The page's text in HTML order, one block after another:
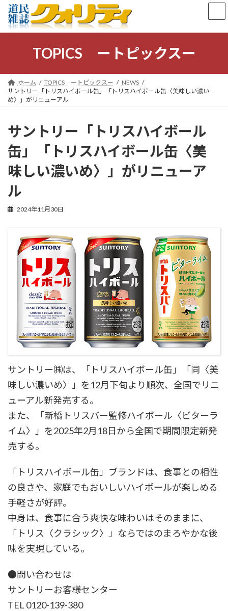
ン
キ
ー
に
TOPICS ートピックスー
ホーム TOPICS ートピックスー
NEWS
サントリー「トリスハイボール缶」「トリスハイボール缶〈美味しい濃い
め〉」がリニューアル
サントリー「トリスハイボール
缶」「トリスハイボール缶〈美
味しい濃いめ〉」がリニューア
ル
2024年11月30日
サントリー㈱は、「トリスハイボール缶」「同〈美
味しい濃いめ〉」を12月下旬より順次、全国でリニ
ューアル新発売する。
また、「新橋トリスバー監修ハイボール〈ビターラ
イム〉」を2025年2月18日から全国で期間限定新発
売する。
「トリスハイボール缶」ブランドは、食事との相性
の良さや、家庭でもおいしいハイボールが楽しめる
手軽さが好評。
中身は、食事に合う爽快な味わいはそのままに、
「トリス〈クラシック〉」ならではのまろやかな後
味を実現している。
●問い合わせは
サントリーお客様センター
TEL 0120-139-380